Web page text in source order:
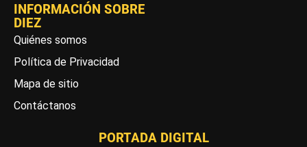
INFORMACIÓN SOBRE
DIEZ
Quiénes somos
Política de Privacidad
Mapa de sitio
Contáctanos
PORTADA DIGITAL